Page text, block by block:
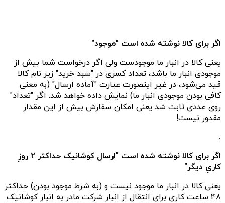
اگر برای کالا نوشته شده است "موجود"
یعنی کالا در انبار ما موجودست ولی اگر درخواست شما بیش از
موجودی انبار ما باشد، تعداد کسری در "سبد خرید" زیر نام کالا
قید می‌شود، در غیر اینصورت عبارت "آماده ارسال" (به معنی
کافی بودن موجودی انبار ما) نمایش داده خواهد شد. اگر "تعداد"
روی عددی ثابت شد یعنی امکان سفارش بیش از این مقدار
مقدور نیست!
.
اگر برای کالا نوشته شده است "ارسال کوشانیک حداکثر 2 روزِ
کاریِ دیگر"
یعنی کالا در انبار ما موجود نیست و (به شرط موجود بودن) حداکثر
48 ساعت کاری برای انتقال از انبار شرکت مادر به انبار کوشانیک